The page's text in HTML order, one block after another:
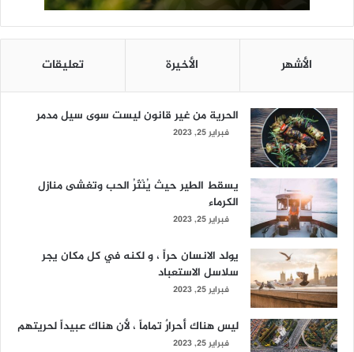
الأشهر الأخيرة تعليقات
الحرية من غير قانون ليست سوى سيل مدمر
فبراير 25, 2023
يسقط الطير حيث يُنْثَرُ الحب وتغشى منازل
الكرماء
فبراير 25, 2023
يولد الانسان حراً ، و لكنه في كل مكان يجر
سلاسل الاستعباد
فبراير 25, 2023
ليس هناك أحرارٌ تماماً ، لأن هناك عبيداً لحريتهم
فبراير 25, 2023